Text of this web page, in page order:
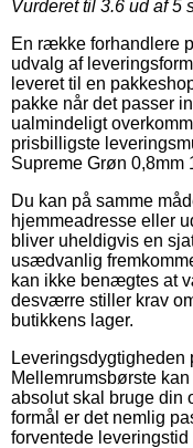
Vurderet til 3.6 ud af 5
En række forhandlere
udvalg af
leveret til en
pakke når det passer
ualmindeligt
prisbilligste
Supreme Grøn 0,8mm
Du kan på samme
hjemmeadresse eller
bliver uheldigvis en
usædvanlig
kan ikke benægtes at
desværre stiller krav
butikkens lager.
Leveringsdygtigheden
Mellemrumsbørste
absolut skal bruge din
formål er det nemlig
forventede